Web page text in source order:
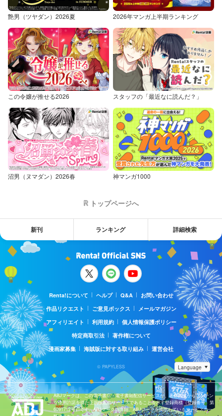
艶男（ツヤダン）2026夏 2026年マンガ上半期ランキング
この令嬢が推せる2026 スタッフの「最近なに読んだ？」
沼男（ヌマダン）2026春 神マンガ1000
トップページへ
新刊 ランキング 詳細検索
Renta!について ヘルプ Q&A
お問い合わせ
作品リクエスト
ご意見ボックス
メールマガジン
アフィリエイト
利用規約
個人情報保護ポリシー
特定商取引法
著作権について
漫画家募集
海賊版に対する取り組み 運営会社
© PAPYLESS
ABJマークは、この電子書店・電子書籍配信サービスが、著作権者からコンテン
ツ使用許諾を得た正規版配信サービスであることを示す登録商標（登録番号 第
6091713号）です。ABJマークの詳細、ABJマークを掲示しているサービスの一